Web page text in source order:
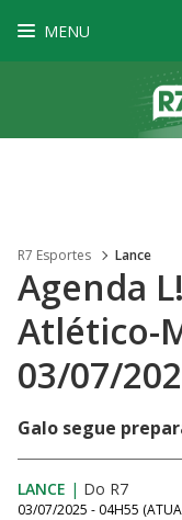
MENU
R7 Esportes Lance
Agenda
Atlético-
03/07/
Galo segue
LANCE | Do R7
03/07/2025 - 04H55